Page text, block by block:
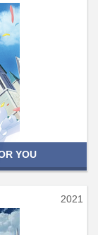
YOU
2021